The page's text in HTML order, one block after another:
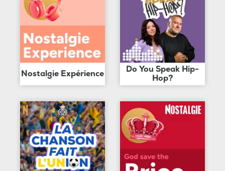
Nostalgie Expérience
Do You Speak Hip-
Hop?